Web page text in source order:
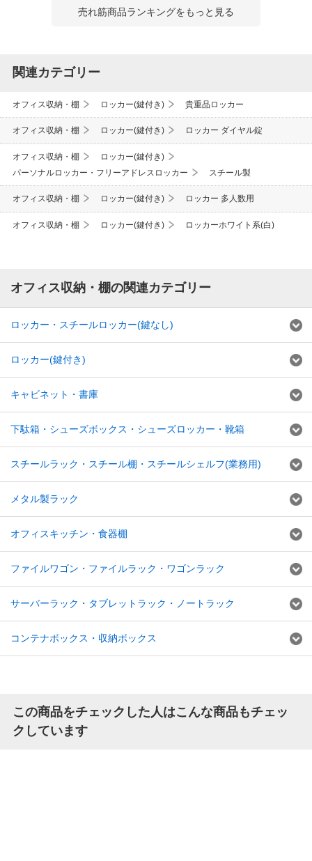
売れ筋商品ランキングをもっと見る
関連カテゴリー
オフィス収納・棚 ロッカー(鍵付き) 貴重品ロッカー
オフィス収納・棚 ロッカー(鍵付き) ロッカー ダイヤル錠
オフィス収納・棚
ロッカー(鍵付き)
パーソナルロッカー・フリーアドレスロッカー
スチール製
オフィス収納・棚 ロッカー(鍵付き) ロッカー 多人数用
オフィス収納・棚 ロッカー(鍵付き) ロッカーホワイト系(白)
オフィス収納・棚の関連カテゴリー
ロッカー・スチールロッカー(鍵なし)
ロッカー(鍵付き)
キャビネット・書庫
下駄箱・シューズボックス・シューズロッカー・靴箱
スチールラック・スチール棚・スチールシェルフ(業務用)
メタル製ラック
オフィスキッチン・食器棚
ファイルワゴン・ファイルラック・ワゴンラック
サーバーラック・タブレットラック・ノートラック
コンテナボックス・収納ボックス
この商品をチェックした人はこんな商品もチェッ
クしています